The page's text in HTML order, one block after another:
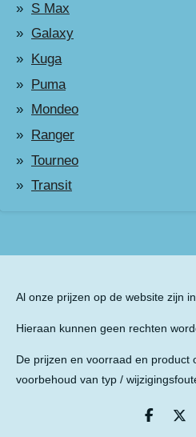
S Max
Galaxy
Kuga
Puma
Mondeo
Ranger
Tourneo
Transit
Al onze prijzen op de website zijn
Hieraan kunnen geen rechten
De prijzen en voorraad en product
voorbehoud van typ /
D
D